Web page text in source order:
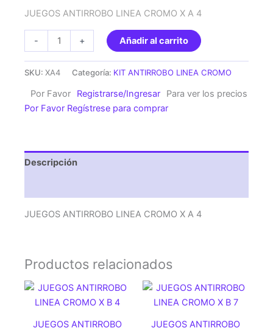
JUEGOS ANTIRROBO LINEA CROMO X A 4
-
JUEGOS
ANTIRROBO
A
+ Añadir al carrito
SKU: XA4 Categoría: KIT ANTIRROBO LINEA CROMO
Por Favor Registrarse/Ingresar
Para ver los precios
Por Favor Regístrese para comprar
Descripción
JUEGOS ANTIRROBO LINEA CROMO X A 4
Productos relacionados
JUEGOS ANTIRROBO
JUEGOS ANTIRROBO